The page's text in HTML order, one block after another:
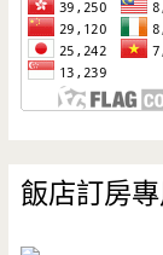
飯店訂房專